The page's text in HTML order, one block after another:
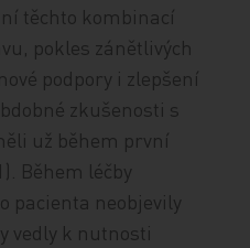
těchto kombinací
pokles zánětlivých
podpory i zlepšení
zkušenosti s
už během první
Během léčby
pacienta neobjevily
vedly k nutnosti